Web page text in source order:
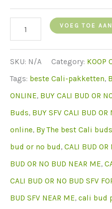
Cali
Bud
SFV
Strain
Online
hoeveelheid
VOEG TOE
SKU: N/A Category: KOOP
Tags: beste Cali-pakketten,
ONLINE, BUY CALI BUD OR
Buds, BUY SFV CALI BUD OR
online, By The best Cali buds
bud or no bud , CALI BUD OR
BUD OR NO BUD NEAR ME,
CALI BUD OR NO BUD SFV
BUD SFV NEAR ME, cali bud